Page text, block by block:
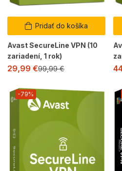
Pridať do košíka
Avast SecureLine VPN (10
zariadení, 1 rok)
29,99 €99,99€
-79%